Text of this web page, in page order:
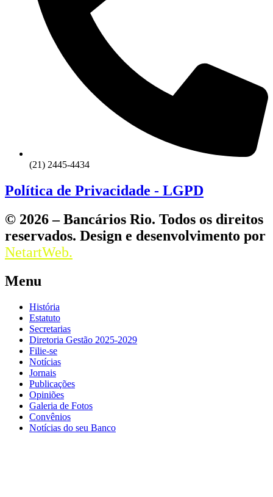
(21) 2445-4434
Política de Privacidade - LGPD
© 2026 – Bancários Rio. Todos os direitos
reservados. Design e desenvolvimento por
NetartWeb.
Menu
História
Estatuto
Secretarias
Diretoria Gestão 2025-2029
Filie-se
Notícias
Jornais
Publicações
Opiniões
Galeria de Fotos
Convênios
Notícias do seu Banco